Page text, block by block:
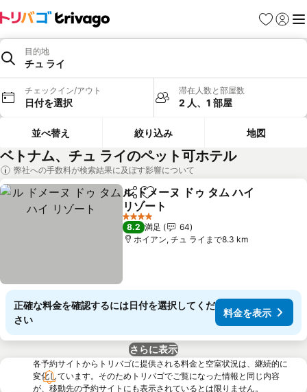
お気に入り
ログイ
メ
目的地
チュ ライ
チェックイン/アウト
日付を選択
滞在人数と部屋数
2 人、1 部屋
並べ替え 絞り込み 地図
ベトナム、チュ ライのペット可ホテル
弊社への手数料が検索結果に及ぼす影響について
シェアお気に入りに追加
ル ドメーヌ ドゥ タム ハイ
リゾート
料金を表示
4 ホテルのランク
8.2 満足
64
ホイアン, チュ ライまで8.3 km
正確な料金を確認するには日付を選択してくだ
さい
料金を表示
さらに表示
各予約サイトからトリバゴに提供される料金と空室状況は、継続的に
変化しています。そのためトリバゴでご覧になった情報と同じ内容
が、移動先の予約サイトにも表示されているとは限りません。